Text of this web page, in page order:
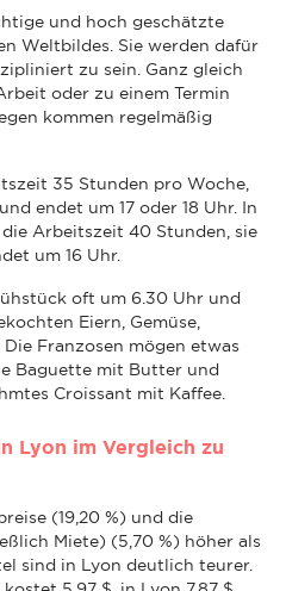
und hoch geschätzte
Weltbildes. Sie werden dafür
zu sein. Ganz gleich
oder zu einem Termin
kommen regelmäßig
35 Stunden pro Woche,
endet um 17 oder 18 Uhr. In
Arbeitszeit 40 Stunden, sie
um 16 Uhr.
oft um 6.30 Uhr und
Eiern, Gemüse,
Franzosen mögen etwas
Baguette mit Butter und
Croissant mit Kaffee.
Lyon im Vergleich zu
(19,20 %) und die
Miete) (5,70 %) höher als
sind in Lyon deutlich teurer.